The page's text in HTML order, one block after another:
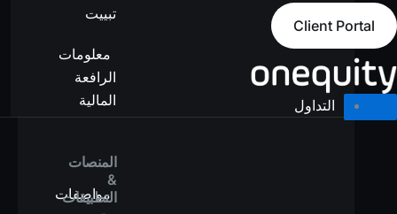
تبييت
معلومات
الرافعة
المالية
مواصفات
Client Portal
التداول
المنصات
&
التطبيقات